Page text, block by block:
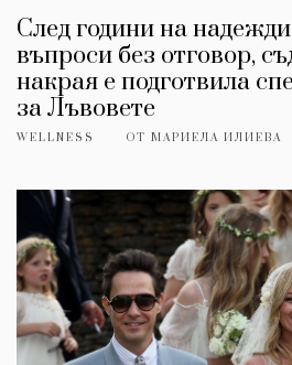
След години на
въпроси без отговор,
накрая е подготвила
за Лъвовете
WELLNESS ОТ МАРИЕЛА ИЛИЕВА